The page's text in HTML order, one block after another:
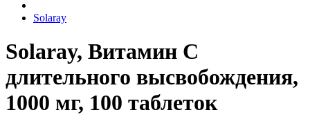
Solaray
Solaray, Витамин C
длительного высвобождения,
1000 мг, 100 таблеток